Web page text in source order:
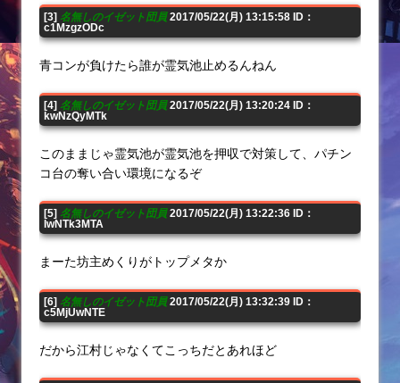
[3] 名無しのイゼット団員2017/05/22(月) 13:15:58 ID：
c1MzgzODc
青コンが負けたら誰が霊気池止めるんねん
[4] 名無しのイゼット団員2017/05/22(月) 13:20:24 ID：
kwNzQyMTk
このままじゃ霊気池が霊気池を押収で対策して、パチン
コ台の奪い合い環境になるぞ
[5] 名無しのイゼット団員2017/05/22(月) 13:22:36 ID：
IwNTk3MTA
まーた坊主めくりがトップメタか
[6] 名無しのイゼット団員2017/05/22(月) 13:32:39 ID：
c5MjUwNTE
だから江村じゃなくてこっちだとあれほど